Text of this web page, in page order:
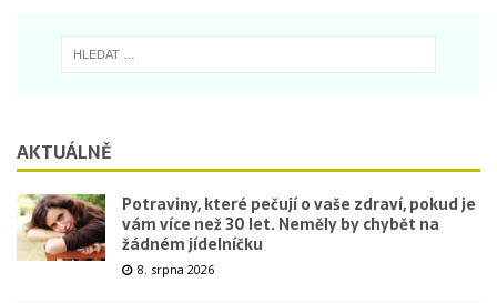
AKTUÁLNĚ
Potraviny, které pečují o vaše zdraví, pokud je
vám více než 30 let. Neměly by chybět na
žádném jídelníčku
8. srpna 2026